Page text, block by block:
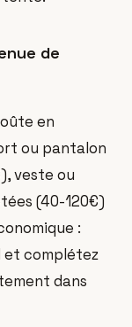
de
en
ou pantalon
veste ou
(40-120€)
:
et complétez
dans